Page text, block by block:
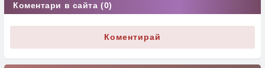
Коментари в сайта (0)
Коментирай